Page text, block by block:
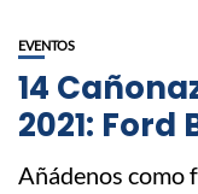
EVENTOS
14
2021: Ford
Añádenos como